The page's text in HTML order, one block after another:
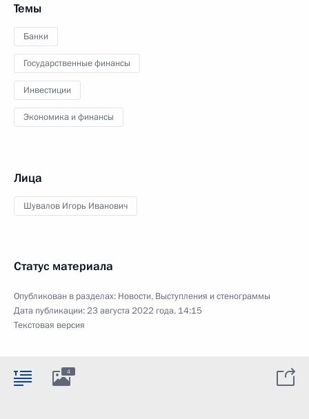
Темы
Банки
Государственные финансы
Инвестиции
Экономика и финансы
Лица
Шувалов Игорь Иванович
Статус материала
Опубликован в разделах: Новости, Выступления и стенограммы
Дата публикации:23 августа 2022 года, 14:15
Текстовая версия
4